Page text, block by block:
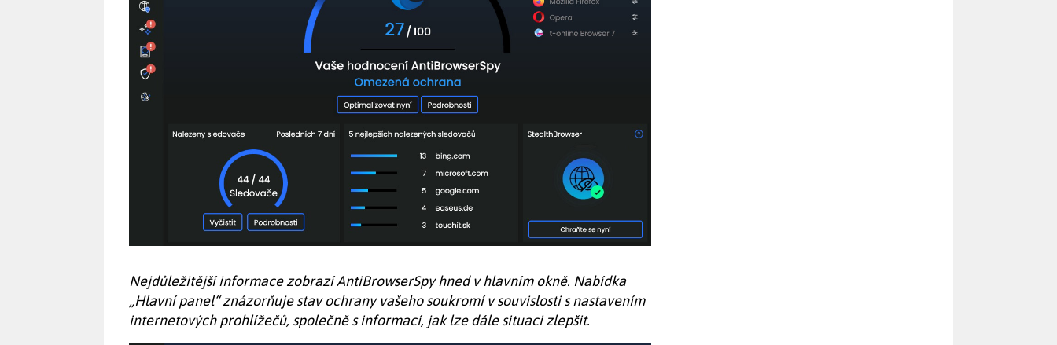
Nejdůležitější informace zobrazí AntiBrowserSpy hned v hlavním okně. Nabídka
„Hlavní panel“ znázorňuje stav ochrany vašeho soukromí v souvislosti s nastavením
internetových prohlížečů, společně s informací, jak lze dále situaci zlepšit.